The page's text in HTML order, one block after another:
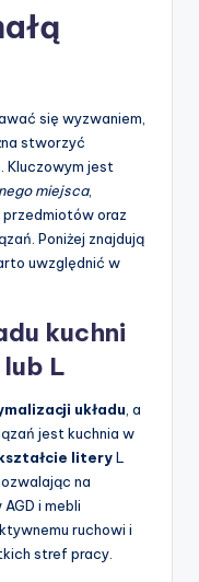
się wyzwaniem,
stworzyć
. Kluczowym jest
miejsca,
oraz
Poniżej znajdują
uwzględnić w
kuchni
L
układu , a
jest kuchnia w
literyL
na
i mebli
ruchowi i
stref pracy.